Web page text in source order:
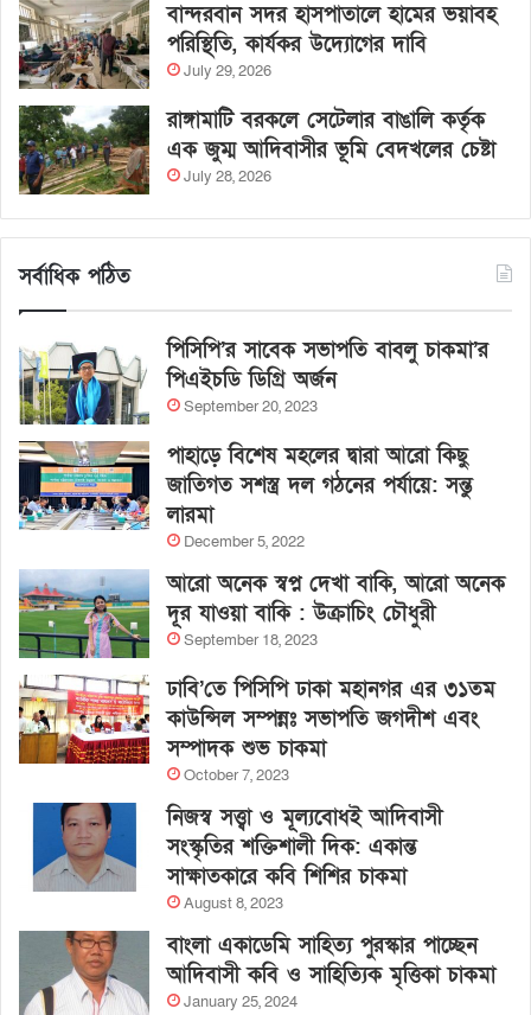
বান্দরবান সদর হাসপাতালে হামের ভয়াবহ
পরিস্থিতি, কার্যকর উদ্যোগের দাবি
July 29, 2026
রাঙ্গামাটি বরকলে সেটেলার বাঙালি কর্তৃক
এক জুম্ম আদিবাসীর ভূমি বেদখলের চেষ্টা
July 28, 2026
সর্বাধিক পঠিত
পিসিপি’র সাবেক সভাপতি বাবলু চাকমা’র
পিএইচডি ডিগ্রি অর্জন
September 20, 2023
পাহাড়ে বিশেষ মহলের দ্বারা আরো কিছু
জাতিগত সশস্ত্র দল গঠনের পর্যায়ে: সন্তু
লারমা
December 5, 2022
আরো অনেক স্বপ্ন দেখা বাকি, আরো অনেক
দূর যাওয়া বাকি : উক্রাচিং চৌধুরী
September 18, 2023
ঢাবি’তে পিসিপি ঢাকা মহানগর এর ৩১তম
কাউন্সিল সম্পন্নঃ সভাপতি জগদীশ এবং
সম্পাদক শুভ চাকমা
October 7, 2023
নিজস্ব সত্ত্বা ও মূল্যবোধই আদিবাসী
সংস্কৃতির শক্তিশালী দিক: একান্ত
সাক্ষাতকারে কবি শিশির চাকমা
August 8, 2023
বাংলা একাডেমি সাহিত্য পুরস্কার পাচ্ছেন
আদিবাসী কবি ও সাহিত্যিক মৃত্তিকা চাকমা
January 25, 2024